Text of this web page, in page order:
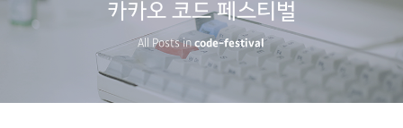
카카오 코드 페스티벌
All Posts incode-festival